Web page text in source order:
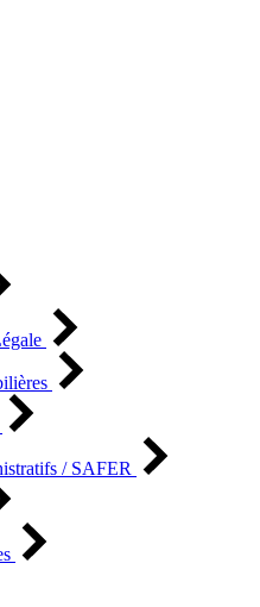
/ SAFER